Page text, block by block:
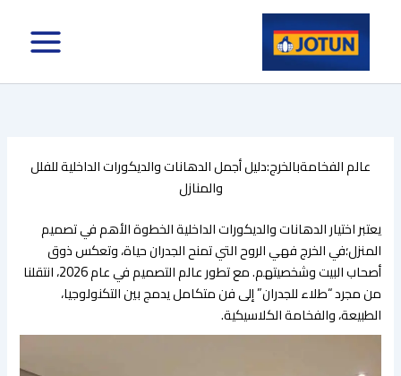
المحتوى
عالم الفخامةبالخرج:دليل أجمل الدهانات والديكورات الداخلية للفلل
والمنازل
​يعتبر اختيار الدهانات والديكورات الداخلية الخطوة الأهم في تصميم
المنزل؛في الخرج فهي الروح التي تمنح الجدران حياة، وتعكس ذوق
أصحاب البيت وشخصيتهم. مع تطور عالم التصميم في عام 2026، انتقلنا
من مجرد “طلاء للجدران” إلى فن متكامل يدمج بين التكنولوجيا،
الطبيعة، والفخامة الكلاسيكية.